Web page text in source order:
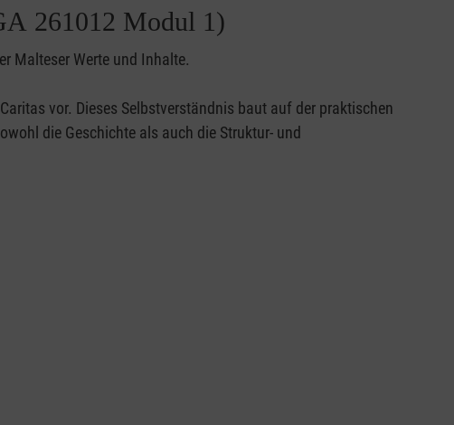
261012 Modul 1)
Malteser Werte und Inhalte.
vor. Dieses Selbstverständnis baut auf der praktischen
die Geschichte als auch die Struktur- und